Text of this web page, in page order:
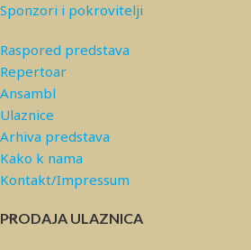
Sponzori i pokrovitelji
Raspored predstava
Repertoar
Ansambl
Ulaznice
Arhiva predstava
Kako k nama
Kontakt/Impressum
PRODAJA ULAZNICA